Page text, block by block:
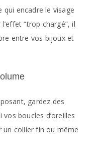
encadre le visage
“trop chargé”, il
entre vos bijoux et
gardez des
vos boucles d’oreilles
un collier fin ou même